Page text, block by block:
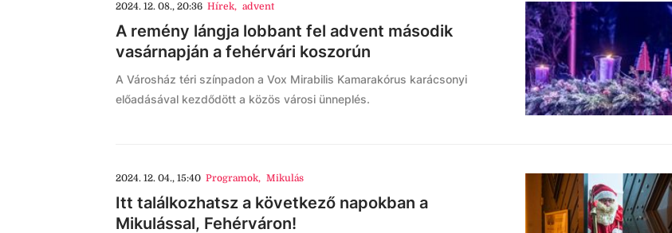
2024. 12. 08., 20:36 Hírek, advent
A remény lángja lobbant fel advent második
vasárnapján a fehérvári koszorún
A Városház téri színpadon a Vox Mirabilis Kamarakórus karácsonyi
előadásával kezdődött a közös városi ünneplés.
2024. 12. 04., 15:40 Programok, Mikulás
Itt találkozhatsz a következő napokban a
Mikulással, Fehérváron!